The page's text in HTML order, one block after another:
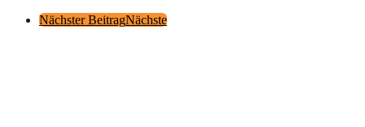
PostNächster BeitragNächste